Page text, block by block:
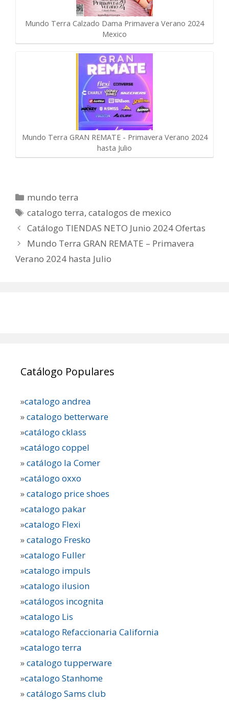
Mundo Terra Calzado Dama Primavera Verano 2024
Mexico
Mundo Terra GRAN REMATE - Primavera Verano 2024
hasta Julio
Categorías
mundo terra
Etiquetas
catalogo terra,catalogos de mexico
Catálogo TIENDAS NETO Junio 2024 Ofertas
Mundo Terra GRAN REMATE – Primavera
Verano 2024 hasta Julio
Catálogo Populares
»catalogo andrea
»catalogo betterware
»catálogo cklass
»catálogo coppel
»catálogo la Comer
»catálogo oxxo
»catalogo price shoes
»catalogo pakar
»catalogo Flexi
»catalogo Fresko
»catalogo Fuller
»catalogo impuls
»catalogo ilusion
»catálogos incognita
»catalogo Lis
»catalogo Refaccionaria California
»catalogo terra
»catalogo tupperware
»catalogo Stanhome
»catálogo Sams club